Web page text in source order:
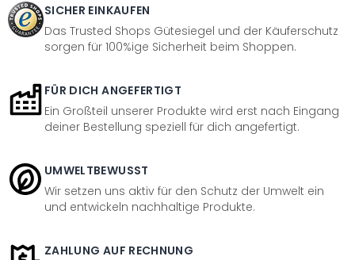
SICHER EINKAUFEN
Das Trusted Shops Gütesiegel und der Käuferschutz
sorgen für 100%ige Sicherheit beim Shoppen.
FÜR DICH ANGEFERTIGT
Ein Großteil unserer Produkte wird erst nach Eingang
deiner Bestellung speziell für dich angefertigt.
UMWELTBEWUSST
Wir setzen uns aktiv für den Schutz der Umwelt ein
und entwickeln nachhaltige Produkte.
ZAHLUNG AUF RECHNUNG